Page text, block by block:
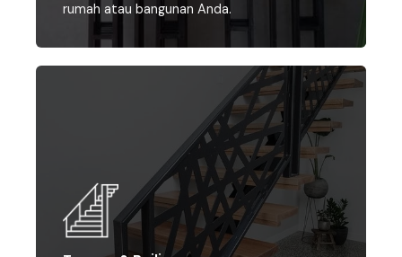
rumah atau bangunan Anda.